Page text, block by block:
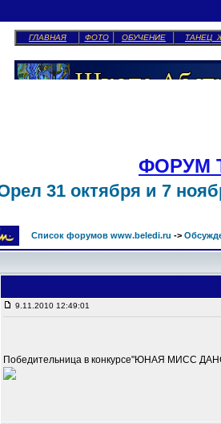
ГЛАВНАЯ ФОТО ОБУЧЕНИЕ ТАНЕЦ
ФОРУМ
31 октября и 7
Список форумов www.beledi.ru ->
9.11.2010 12:49:01
Победительница в конкурсе"ЮНАЯ МИСС